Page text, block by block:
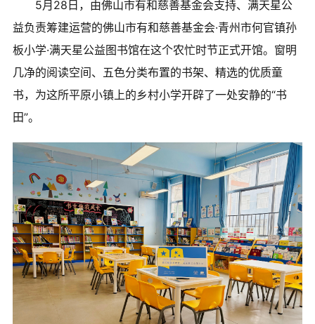
公益合作
加入我们
信息公开
我要月捐
5月28日，由佛山市有和慈善基金会支持、满天星公
益负责筹建运营的佛山市有和慈善基金会·青州市何官镇孙
板小学·满天星公益图书馆在这个农忙时节正式开馆。窗明
几净的阅读空间、五色分类布置的书架、精选的优质童
书，为这所平原小镇上的乡村小学开辟了一处安静的“书
田”。